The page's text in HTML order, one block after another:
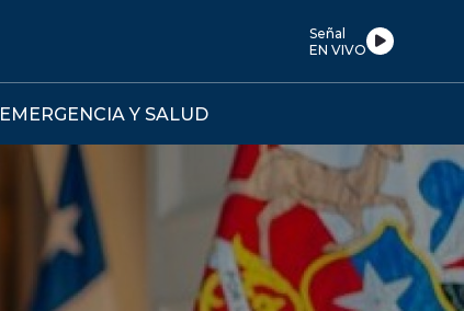
Señal
EN VIVO
EMERGENCIA Y SALUD